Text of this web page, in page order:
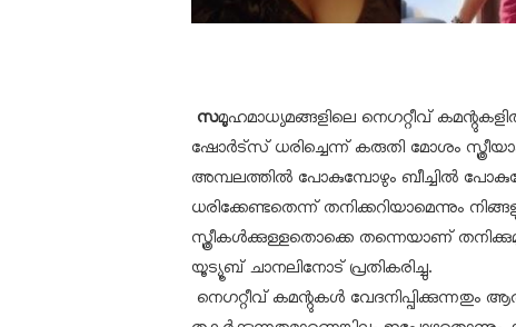
സമൂഹമാധ്യമങ്ങളിലെ നെഗറ്റീവ്
ഷോർട്‌സ് ധരിച്ചെന്ന് കരുതി മോശം
അമ്പലത്തിൽ പോകുമ്പോഴും ബീച്ചിൽ
ധരിക്കേണ്ടതെന്ന് തനിക്കറിയാമെന്നും
സ്ത്രീകൾക്കുള്ളതൊക്കെ തന്നെയാണ്
യൂട്യൂബ് ചാനലിനോട് പ്രതികരിച്ചു.
നെഗറ്റീവ് കമന്റുകൾ വേദനിപ്പിക്കുന്നതും